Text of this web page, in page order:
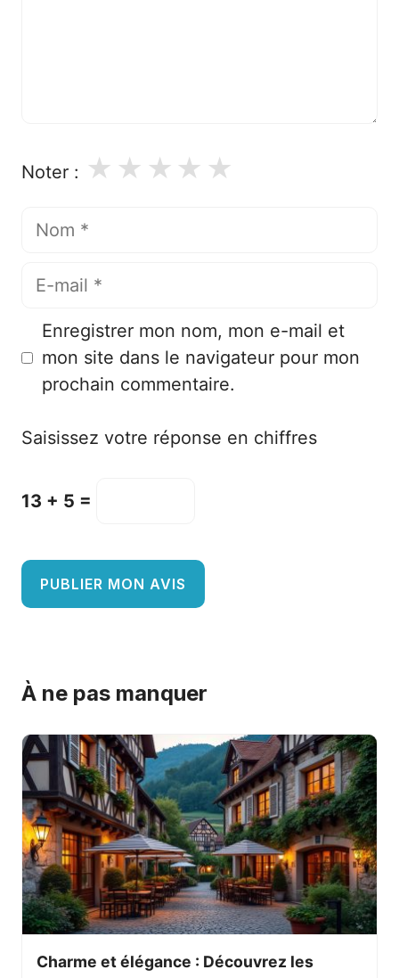
Noter : ★
★
★
★
★
Nom
E-
Enregistrer mon nom, mon e-mail et
mon site dans le navigateur pour mon
prochain commentaire.
Saisissez votre réponse en chiffres
13 + 5 =
l
e
r
n
a
t
i
v
e
À ne pas manquer
Charme et élégance : Découvrez les